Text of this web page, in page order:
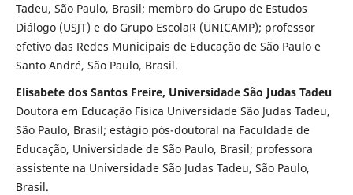
Tadeu, São Paulo, Brasil; membro do Grupo de Estudos
Diálogo (USJT) e do Grupo EscolaR (UNICAMP); professor
efetivo das Redes Municipais de Educação de São Paulo e
Santo André, São Paulo, Brasil.
Elisabete dos Santos Freire, Universidade São Judas Tadeu
Doutora em Educação Física Universidade São Judas Tadeu,
São Paulo, Brasil; estágio pós-doutoral na Faculdade de
Educação, Universidade de São Paulo, Brasil; professora
assistente na Universidade São Judas Tadeu, São Paulo,
Brasil.